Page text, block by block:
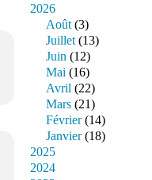
2026
Août(3)
Juillet(13)
Juin (12)
Mai (16)
Avril (22)
Mars (21)
Février(14)
Janvier(18)
2025
2024